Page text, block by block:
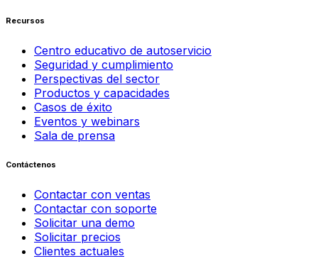
Recursos
Centro educativo de autoservicio
Seguridad y cumplimiento
Perspectivas del sector
Productos y capacidades
Casos de éxito
Eventos y webinars
Sala de prensa
Contáctenos
Contactar con ventas
Contactar con soporte
Solicitar una demo
Solicitar precios
Clientes actuales